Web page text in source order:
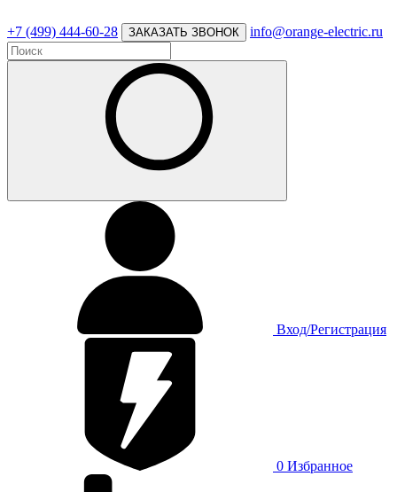
+7 (499) 444-60-28 ЗАКАЗАТЬ ЗВОНОК info@orange-electric.ru
Вход/Регистрация
0 Избранное